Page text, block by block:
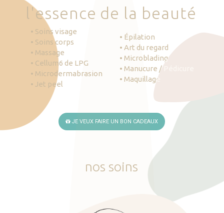
'essence de la beauté
• Soins visage
• Soins corps
• Massage
• Cellum6 de LPG
• Microdermabrasion
• Jet peel
• Épilation
• Art du regard
• Microblading
• Manucure / Pédicure
• Maquillage
JE VEUX FAIRE UN BON CADEAUX
nos soins